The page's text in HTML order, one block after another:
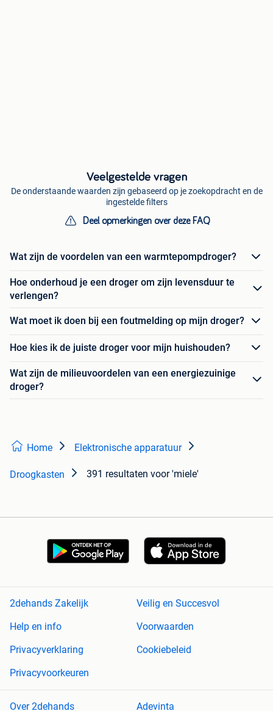
Veelgestelde vragen
De onderstaande waarden zijn gebaseerd op je zoekopdracht en de
ingestelde filters
Deel opmerkingen over deze FAQ
Wat zijn de voordelen van een warmtepompdroger?
Hoe onderhoud je een droger om zijn levensduur te
verlengen?
Wat moet ik doen bij een foutmelding op mijn droger?
Hoe kies ik de juiste droger voor mijn huishouden?
Wat zijn de milieuvoordelen van een energiezuinige
droger?
Home Elektronische apparatuur
Droogkasten 391 resultaten voor 'miele'
2dehands Zakelijk
Veilig en Succesvol
Help en info
Voorwaarden
Privacyverklaring
Cookiebeleid
Privacyvoorkeuren
Over 2dehands Adevinta